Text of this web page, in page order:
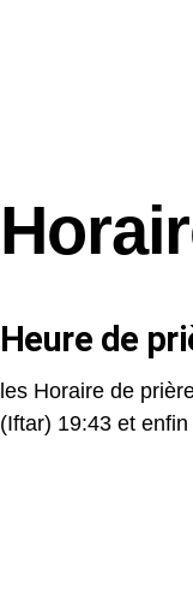
Heure de
les Horaire de
(Iftar) 19:43 et